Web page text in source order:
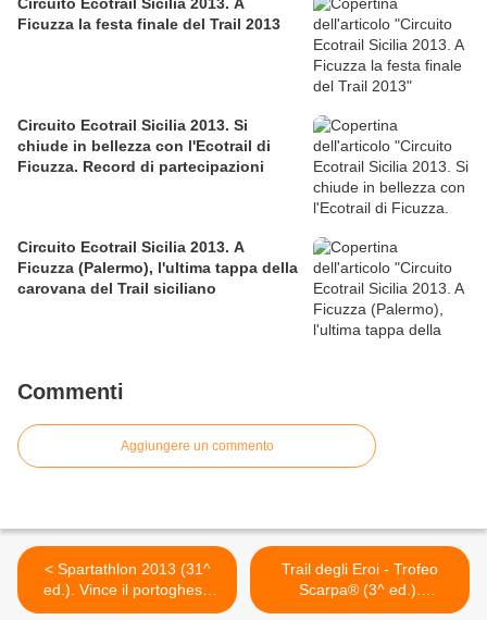
Ficuzza la festa finale del Trail 2013
Circuito Ecotrail Sicilia 2013. Si
chiude in bellezza con l'Ecotrail di
Ficuzza. Record di partecipazioni
Circuito Ecotrail Sicilia 2013. A
Ficuzza (Palermo), l'ultima tappa della
carovana del Trail siciliano
Commenti
Aggiungere un commento
< Spartathlon 2013 (31^
ed.). Vince il portoghese
Joao Oliveira. Ivan Cudin
Trail degli Eroi - Trofeo
Scarpa® (3^ ed.).
Domenica all'alba si parte >